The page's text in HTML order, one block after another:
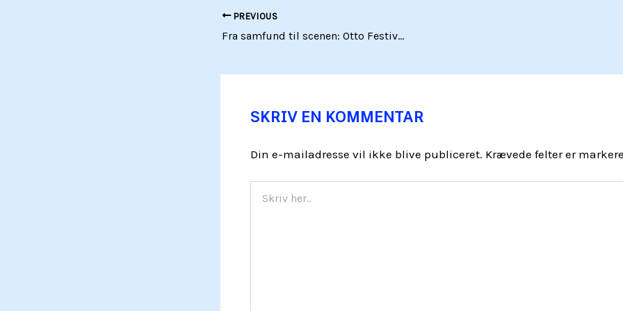
PREVIOUS
Fra samfund til scenen: Otto Festivalens vision
SKRIV EN KOMMENTAR
Din e-mailadresse vil ikke blive publiceret. Krævede felter er
her..